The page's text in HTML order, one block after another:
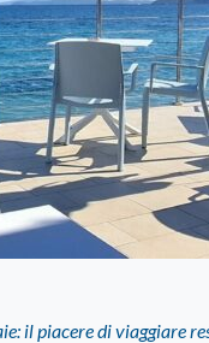
il piacere di viaggiare